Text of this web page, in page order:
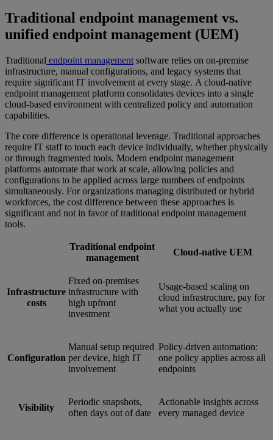
Traditional endpoint management vs.
unified endpoint management (UEM)
Traditional endpoint management software relies on on-premise
infrastructure, manual configurations, and legacy systems that
require significant IT involvement at every stage. A cloud-native
endpoint management platform consolidates devices into a single
cloud-based environment with centralized policy and automation
capabilities.
The core difference is operational leverage. Traditional approaches
require IT staff to touch each device individually, whether physically
or through fragmented tools. Modern endpoint management
platforms automate that work at scale, allowing policies and
configurations to be applied across large numbers of endpoints
simultaneously. For organizations managing distributed or hybrid
workforces, the cost difference between these approaches is
significant and not in favor of traditional endpoint management
tools.
Traditional endpoint
management
Cloud-native UEM
Infrastructure
costs
Fixed on-premises
infrastructure with
high upfront
investment
Usage-based scaling on
cloud infrastructure, pay for
what you actually use
Configuration
Manual setup required
per device, high IT
involvement
Policy-driven automation:
one policy applies across all
endpoints
Visibility
Periodic snapshots,
often days out of date
Actionable insights across
every managed device